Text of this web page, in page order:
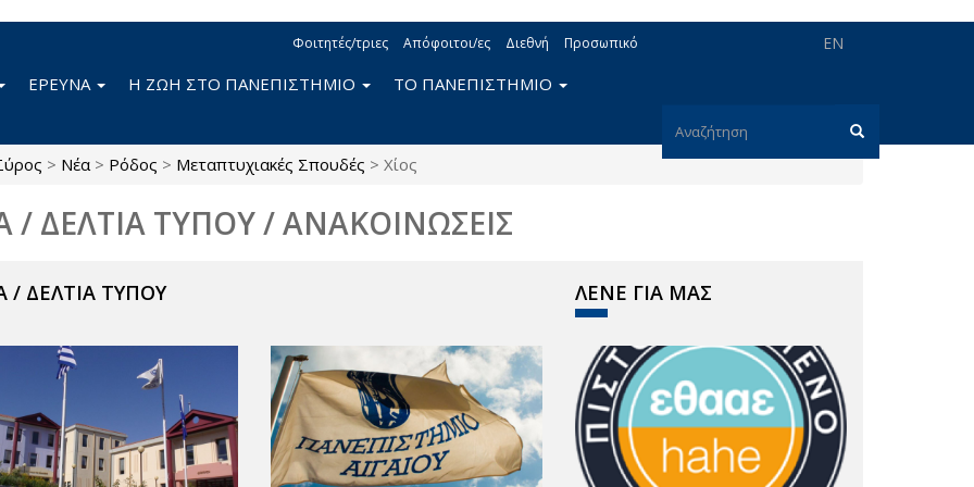
EN
Φοιτητές/τριες Απόφοιτοι/ες Διεθνή Προσωπικό
Φόρμα
ΕΡΕΥΝΑ Η ΖΩΗ ΣΤΟ ΠΑΝΕΠΙΣΤΗΜΙΟ ΤΟ ΠΑΝΕΠΙΣΤΗΜΙΟ
> Νέα > Ρόδος > Μεταπτυχιακές Σπουδές > Χίος
/ ΔΕΛΤΙΑ ΤΥΠΟΥ / ΑΝΑΚΟΙΝΩΣΕΙΣ
/ ΔΕΛΤΙΑ ΤΥΠΟΥ ΛΕΝΕ ΓΙΑ ΜΑΣ